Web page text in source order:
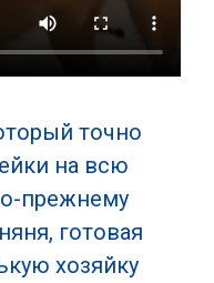
точно
на всю
прежнему
готовая
хозяйку